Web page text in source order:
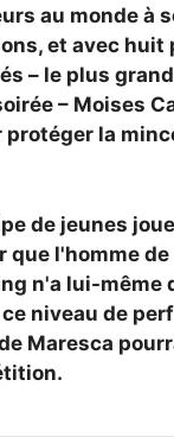
au monde à
et avec huit
– le plus
– Moises
la
de jeunes
l'homme de
n'a lui-même
niveau de
Maresca